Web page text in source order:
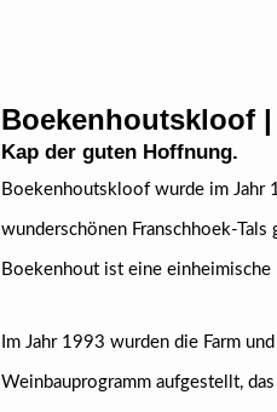
Boekenhoutskloof
Kap der guten Hoffnung.
Boekenhoutskloof wurde im Jahr
wunderschönen Franschhoek-
Boekenhout ist eine
Im Jahr 1993 wurden die Farm
Weinbauprogramm aufgestellt,